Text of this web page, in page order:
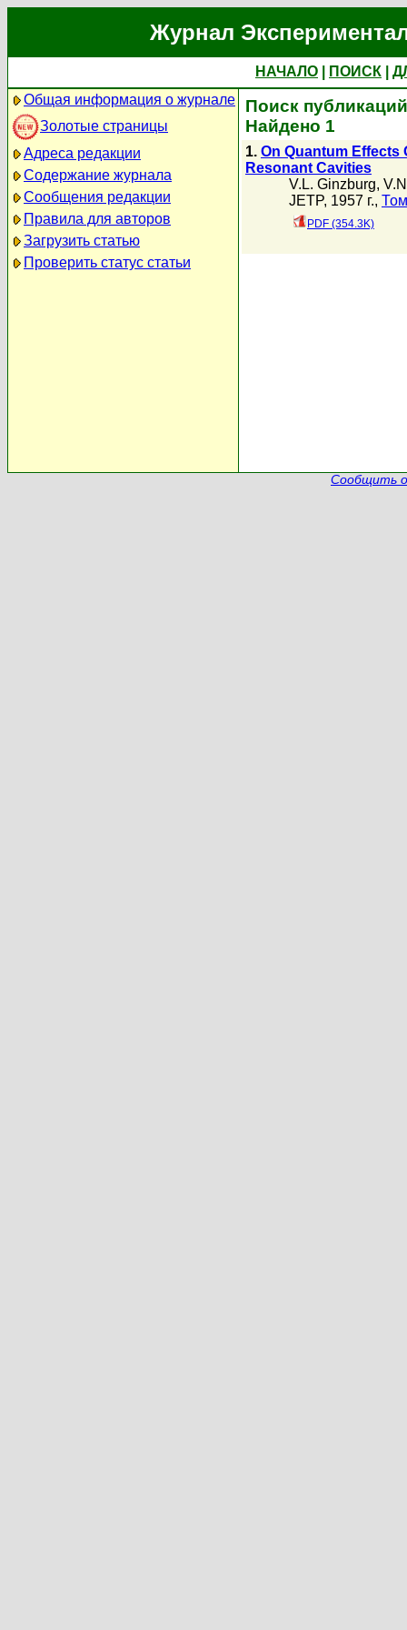
Журнал
НАЧАЛО ПОИСК
Общая информация о журнале
Золотые страницы
Адреса редакции
Содержание журнала
Сообщения редакции
Правила для авторов
Загрузить статью
Проверить статус статьи
Поиск
Найдено 1
1. On Quantum
Resonant Cavities
V.L. Ginzburg,
JETP, 1957 г.,
PDF (354.3K)
Сообщить о